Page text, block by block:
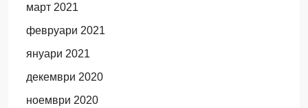
март 2021
февруари 2021
януари 2021
декември 2020
ноември 2020